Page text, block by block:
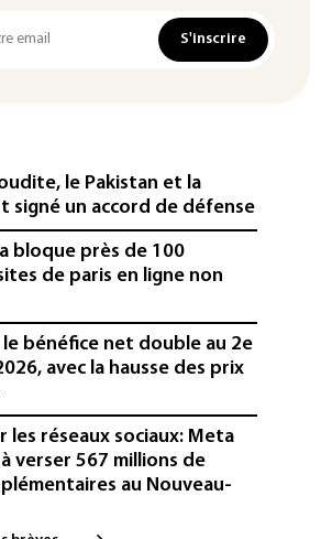
S'inscrire
le Pakistan et la
signé un accord de défense
bloque près de 100
de paris en ligne non
bénéfice net double au 2e
avec la hausse des prix
les réseaux sociaux: Meta
verser 567 millions de
au Nouveau-